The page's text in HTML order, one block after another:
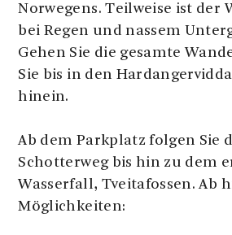
Norwegens. Teilweise ist der
bei Regen und nassem
Gehen Sie die gesamte
Sie bis in den
hinein.
Ab dem Parkplatz folgen Sie
Schotterweg bis hin zu dem
Wasserfall, Tveitafossen. Ab
Möglichkeiten: